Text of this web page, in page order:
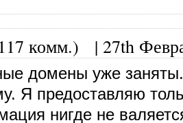
комм.) | 27th
домены уже
Я предоставляю
нигде не